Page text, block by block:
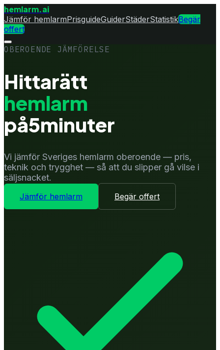
hemlarm.ai
Jämför hemlarmPrisguideGuiderStäderStatistikBegär
offert
OBEROENDE JÄMFÖRELSE
Hittarätt
hemlarm
på5minuter
Vi jämför Sveriges hemlarm oberoende — pris,
teknik och trygghet — så att du slipper gå vilse i
säljsnacket.
Jämför hemlarm Begär offert